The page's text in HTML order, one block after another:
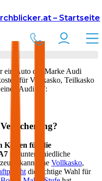
– Startseite
Audi
Audi A7in Österreich
ein Auto der MarkeAudi
für Vollkasko, Teilkasko
Audi A7:
Kosten für die
für unterschiedliche
kann eine Vollkasko,
die richtige Wahl für